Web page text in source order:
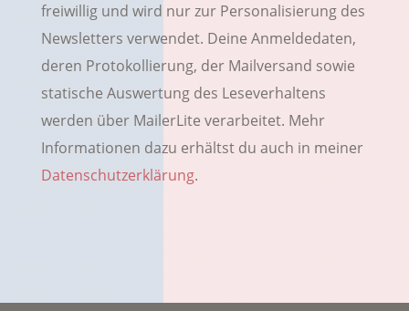
freiwillig und wird nur zur Personalisierung des
Newsletters verwendet. Deine Anmeldedaten,
deren Protokollierung, der Mailversand sowie
statische Auswertung des Leseverhaltens
werden über MailerLite verarbeitet. Mehr
Informationen dazu erhältst du auch in meiner
Datenschutzerklärung.